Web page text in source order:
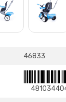
46833